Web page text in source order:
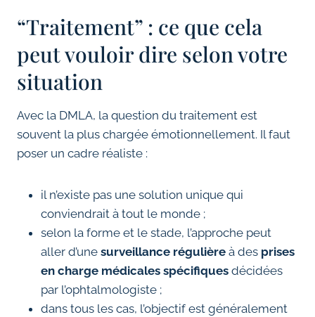
“Traitement” : ce que cela
peut vouloir dire selon votre
situation
Avec la DMLA, la question du traitement est
souvent la plus chargée émotionnellement. Il faut
poser un cadre réaliste :
il n’existe pas une solution unique qui
conviendrait à tout le monde ;
selon la forme et le stade, l’approche peut
aller d’une surveillance régulière à des prises
en charge médicales spécifiques décidées
par l’ophtalmologiste ;
dans tous les cas, l’objectif est généralement